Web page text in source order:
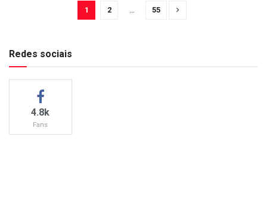
1 2 55
Redes sociais
4.8k
Fans